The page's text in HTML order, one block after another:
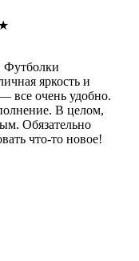
Футболки
яркость и
— все очень удобно.
В целом,
Обязательно
что-то новое!